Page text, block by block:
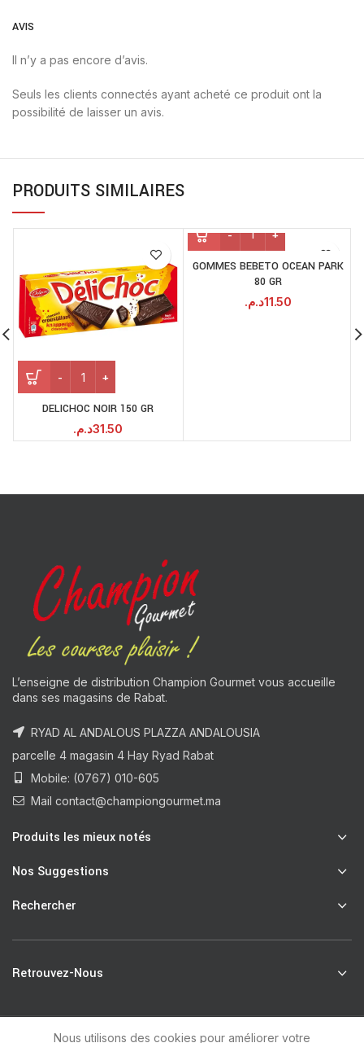
AVIS
Il n’y a pas encore d’avis.
Seuls les clients connectés ayant acheté ce produit ont la
possibilité de laisser un avis.
PRODUITS SIMILAIRES
DELICHOC NOIR 150 GR
31.50د.م.
GOMMES BEBETO OCEAN PARK
80 GR
11.50د.م.
L’enseigne de distribution Champion Gourmet vous accueille
dans ses magasins de Rabat.
RYAD AL ANDALOUS PLAZZA ANDALOUSIA
parcelle 4 magasin 4 Hay Ryad Rabat
Mobile: (0767) 010-605
Mail contact@championgourmet.ma
Produits les mieux notés
Nos Suggestions
Rechercher
Retrouvez-Nous
Champion Gourmet 2021 byRunsoft.
Nous utilisons des cookies pour améliorer votre